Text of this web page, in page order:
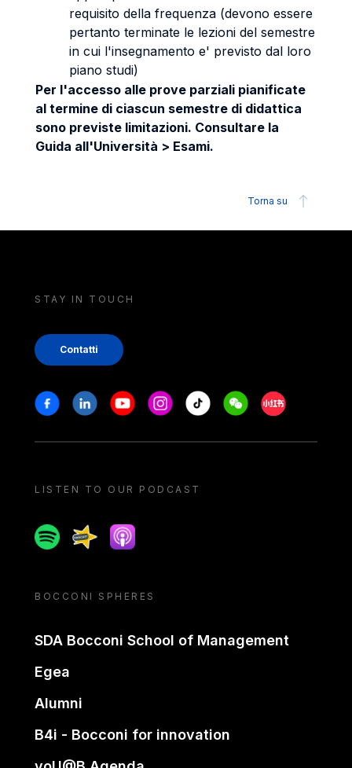
requisito della frequenza (devono essere
pertanto terminate le lezioni del semestre
in cui l'insegnamento e' previsto dal loro
piano studi)
Per l'accesso alle prove parziali pianificate
al termine di ciascun semestre di didattica
sono previste limitazioni. Consultare la
Guida all'Università > Esami.
Torna su
STAY IN TOUCH
Contatti
Stay in touch
FacebookLinkedinYoutubeInstagram
Tiktok WeechatXiaohongshu/
LISTEN TO OUR PODCAST
SpotifySpreakerApple podcast
BOCCONI SPHERES
SDA Bocconi School of Management
Egea
Alumni
B4i - Bocconi for innovation